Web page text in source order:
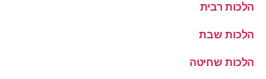
הלכות רבית
הלכות שבת
הלכות שחיטה